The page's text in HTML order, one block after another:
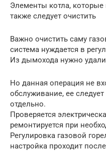
Элементы котла,
также следует очистить
Важно очистить саму
система нуждается в
Из дымохода нужно
Но данная операция не
обслуживание, ее
отдельно.
Проверяется
ремонтируется при
Регулировка газовой
настройка проходит